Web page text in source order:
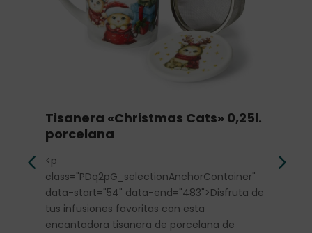
Tisanera «Christmas Cats» 0,25l.
porcelana
<p
class="PDq2pG_selectionAnchorContainer"
data-start="54" data-end="483">Disfruta de
tus infusiones favoritas con esta
encantadora tisanera de porcelana de